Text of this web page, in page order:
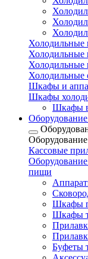
Холодильные
Холодильные
Холодильные
Холодильные
Шкафы и
Шкафы
Шкафы
Оборудование
Оборудование
Кассовые
пищи
Шкафы
Шкафы
Буфеты